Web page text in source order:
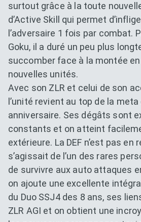
surtout grâce à la toute
d’Active Skill qui permet
l’adversaire 1 fois par combat.
Goku, il a duré un peu plus
succomber face à la montée
nouvelles unités.
Avec son ZLR et celui de son
l’unité revient au top de la
anniversaire. Ses dégâts sont
constants et on atteint
extérieure. La DEF n’est pas en
s’agissait de l’un des rares
de survivre aux auto attaques
on ajoute une excellente
du Duo SSJ4 des 8 ans, ses
ZLR AGI et on obtient une